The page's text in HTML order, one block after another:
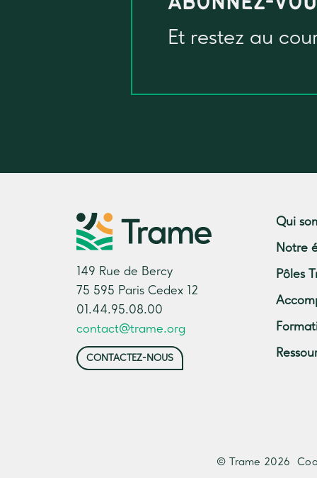
Et restez au
149 Rue de Bercy
75 595 Paris Cedex 12
01.44.95.08.00
contact@trame.org
CONTACTEZ-NOUS
Qui
Notre
Pôles
© Trame 2026